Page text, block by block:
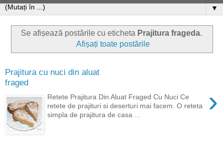
▼
Se afișează postările cu eticheta Prajitura frageda.
Afișați toate postările
Prajitura cu nuci din aluat
fraged
›
Retete Prajitura Din Aluat Fraged Cu Nuci Ce
retete de prajituri si deserturi mai facem. O reteta
simpla de prajitura de casa ...